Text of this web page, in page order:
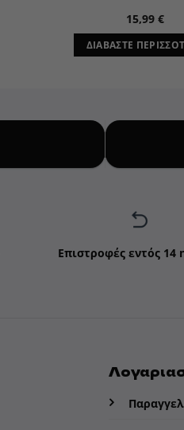
15,99 €
ΔΙΑΒΆΣΤΕ
Επιστροφές εντός 14